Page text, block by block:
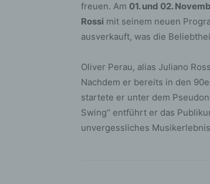
freuen. Am 01. und 02.
Rossi mit seinem neuen
ausverkauft, was die
Oliver Perau, alias Juliano
Nachdem er bereits in den
startete er unter dem
Swing“ entführt er das
unvergessliches